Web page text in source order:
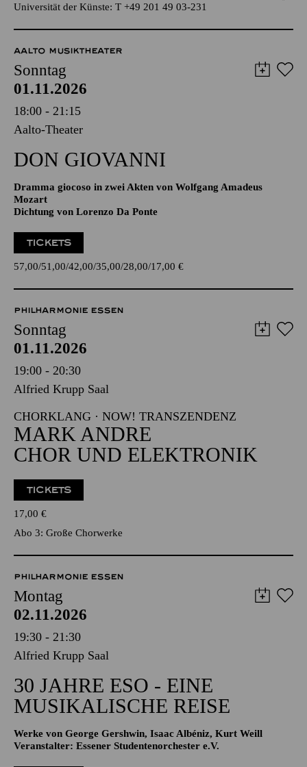
Universität der Künste: T +49 201 49 03-231
AALTO MUSIKTHEATER
Sonntag
01.11.2026
18:00 - 21:15
DON GIO­VANNI
Mozart
Dichtung von Lorenzo Da Ponte
57,00 51,00 42,00 35,00
PHILHARMONIE ESSEN
Sonntag
01.11.2026
19:00 - 20:30
Alfried Krupp Saal
CHORKLANG · NOW! TRANSZENDENZ
MARK ANDRE
CHOR UND ELEKTRONIK
TICKETS
17,00€
Abo 3: Große Chorwerke
PHILHARMONIE ESSEN
Montag
02.11.2026
19:30 - 21:30
Alfried Krupp Saal
30 JAHRE ESO - EINE
MUSIKALISCHE REISE